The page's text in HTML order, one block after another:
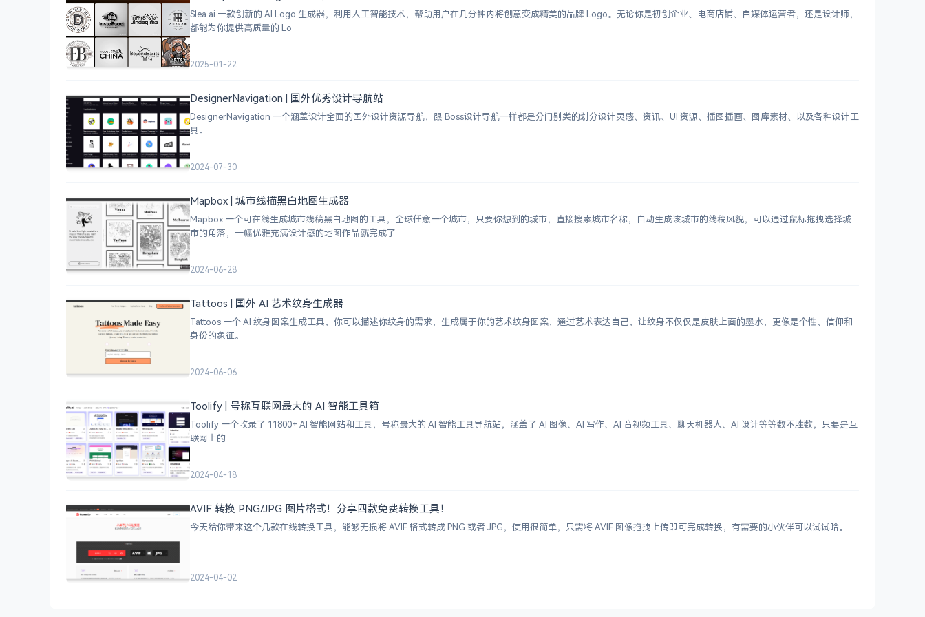
Slea.ai 一款创新的 AI Logo 生成器，利用人工智能技术，帮助用户在几分钟内将创意变成精美的品牌 Logo。无论你是初创企业、电商店铺、自媒体运营者，还是设计师，
都能为你提供高质量的 Lo
2025-01-22
DesignerNavigation | 国外优秀设计导航站
DesignerNavigation 一个涵盖设计全面的国外设计资源导航，跟 Boss设计导航一样都是分门别类的划分设计灵感、资讯、UI 资源、插图插画、图库素材、以及各种设计工
具。
2024-07-30
Mapbox | 城市线描黑白地图生成器
Mapbox 一个可在线生成城市线稿黑白地图的工具，全球任意一个城市，只要你想到的城市，直接搜索城市名称，自动生成该城市的线稿风貌，可以通过鼠标拖拽选择城
市的角落，一幅优雅充满设计感的地图作品就完成了
2024-06-28
Tattoos | 国外 AI 艺术纹身生成器
Tattoos 一个 AI 纹身图案生成工具，你可以描述你纹身的需求，生成属于你的艺术纹身图案，通过艺术表达自己，让纹身不仅仅是皮肤上面的墨水，更像是个性、信仰和
身份的象征。
2024-06-06
Toolify | 号称互联网最大的 AI 智能工具箱
Toolify 一个收录了 11800+ AI 智能网站和工具，号称最大的 AI 智能工具导航站，涵盖了 AI 图像、AI 写作、AI 音视频工具、聊天机器人、AI 设计等等数不胜数，只要是互
联网上的
2024-04-18
AVIF 转换 PNG/JPG 图片格式！分享四款免费转换工具！
今天给你带来这个几款在线转换工具，能够无损将 AVIF 格式转成 PNG 或者 JPG，使用很简单，只需将 AVIF 图像拖拽上传即可完成转换，有需要的小伙伴可以试试哈。
2024-04-02